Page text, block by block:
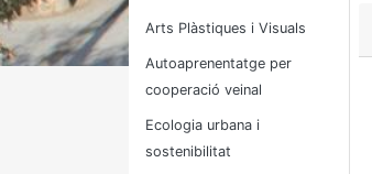
Arts Plàstiques i Visuals
Autoaprenentatge per
cooperació veinal
Ecologia urbana i
sostenibilitat